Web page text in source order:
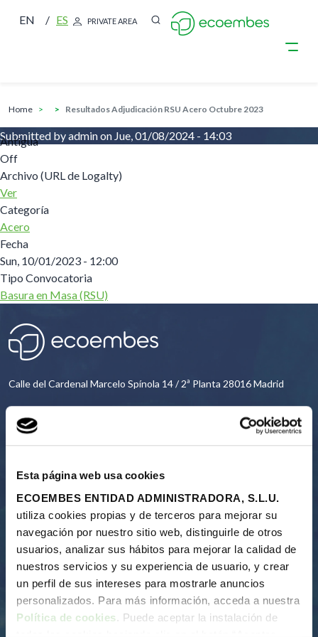
Esta página web usa cookies
ECOEMBES ENTIDAD ADMINISTRADORA, S.L.U.
utiliza cookies propias y de terceros para mejorar su
navegación por nuestro sitio web, distinguirle de otros
usuarios, analizar sus hábitos para mejorar la calidad de
nuestros servicios y su experiencia de usuario, y crear
un perfil de sus intereses para mostrarle anuncios
personalizados. Para más información, acceda a nuestra
Política de cookies. Puede aceptar la instalación de
Skip to main content
EN ES PRIVATE AREA
breadcrumb
home Resultados Adjudicación RSU Acero Octubre 2023
Submitted byadminon Jue, 01/08/2024 - 14:03
Antigua
Off
Archivo (URL de Logalty)
Ver
Categoría
Acero
Fecha
Sun, 10/01/2023 - 12:00
Tipo Convocatoria
Basura en Masa (RSU)
Calle del Cardenal Marcelo Spínola 14 / 2ª Planta 28016 Madrid
Us
Our reason for being
About us
Annual reports
Recycling process